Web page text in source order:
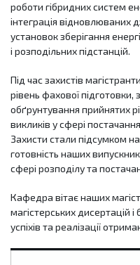
роботи гібридних систем
інтеграція відновлюваних
установок зберігання
і розподільних підстанцій.
Під час захистів
рівень фахової підготовки,
обґрунтування прийнятих
викликів у сфері постачання
Захисти стали підсумком
готовність наших
сфері розподілу та
Кафедра вітає наших
магістерських дисертацій
успіхів та реалізації